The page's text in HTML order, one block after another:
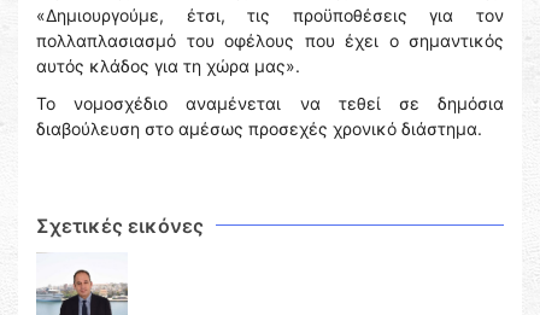
«Δημιουργούμε, έτσι, τις προϋποθέσεις για τον
πολλαπλασιασμό του οφέλους που έχει ο σημαντικός
αυτός κλάδος για τη χώρα μας».
Το νομοσχέδιο αναμένεται να τεθεί σε δημόσια
διαβούλευση στο αμέσως προσεχές χρονικό διάστημα.
Σχετικές εικόνες